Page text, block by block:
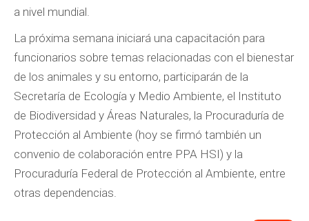
a nivel mundial.
La próxima semana iniciará una capacitación para
funcionarios sobre temas relacionadas con el bienestar
de los animales y su entorno, participarán de la
Secretaría de Ecología y Medio Ambiente, el Instituto
de Biodiversidad y Áreas Naturales, la Procuraduría de
Protección al Ambiente (hoy se firmó también un
convenio de colaboración entre PPA HSI) y la
Procuraduría Federal de Protección al Ambiente, entre
otras dependencias.